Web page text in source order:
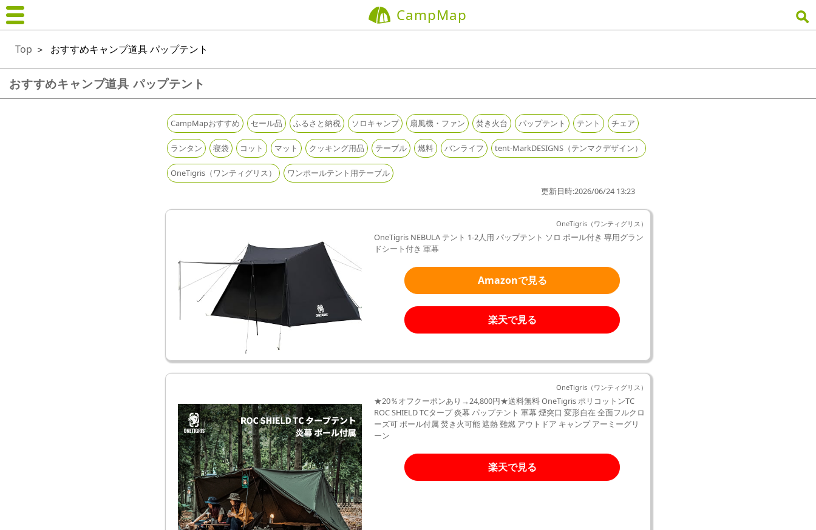
CampMap
Top ＞ おすすめキャンプ道具 パップテント
おすすめキャンプ道具 パップテント
CampMapおすすめ セール品 ふるさと納税 ソロキャンプ 扇風機・ファン 焚き火台 パップテント テント チェア
ランタン 寝袋 コット マット クッキング用品 テーブル 燃料 バンライフ tent-MarkDESIGNS（テンマクデザイン）
OneTigris（ワンティグリス）
ワンポールテント用テーブル
更新日時:2026/06/24 13:23
OneTigris（ワンティグリス）
OneTigris NEBULA テント 1-2人用 パップテント ソロ ポール付き 専用グラン
ドシート付き 軍幕
Amazonで見る
楽天で見る
OneTigris（ワンティグリス）
★20％オフクーポンあり→24,800円★送料無料 OneTigris ポリコットンTC
ROC SHIELD TCタープ 炎幕 パップテント 軍幕 煙突口 変形自在 全面フルクロ
ーズ可 ポール付属 焚き火可能 遮熱 難燃 アウトドア キャンプ アーミーグリ
ーン
楽天で見る